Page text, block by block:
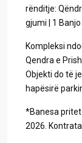
rënditje:
gjumi | 1 Banjo
Kompleksi
Qendra e
Objekti do të
hapësirë
*Banesa
2026.